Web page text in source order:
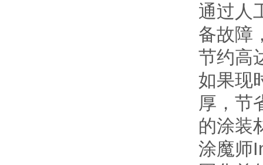
通过人
备故障
节约高
如果现
厚，节
的涂装
涂魔师